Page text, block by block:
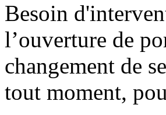
Besoin
l’ouverture de
changement de
tout moment,